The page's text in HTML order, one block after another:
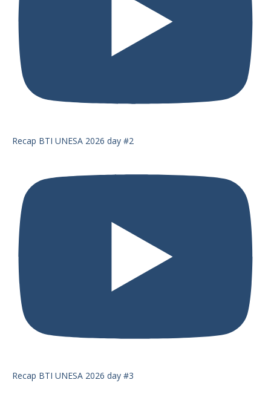
Recap BTI UNESA 2026 day #2
Recap BTI UNESA 2026 day #3